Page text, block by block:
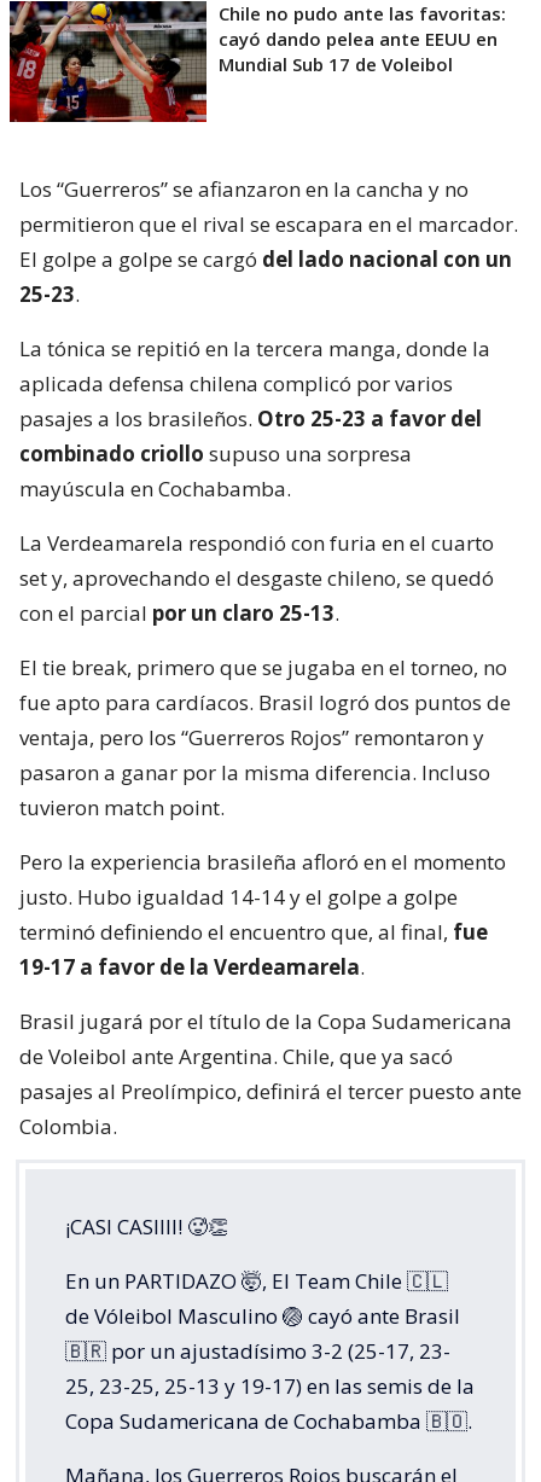
Chile no pudo ante las favoritas:
cayó dando pelea ante EEUU en
Mundial Sub 17 de Voleibol
Los “Guerreros” se afianzaron en la cancha y no
permitieron que el rival se escapara en el marcador.
El golpe a golpe se cargó del lado nacional con un
25-23.
La tónica se repitió en la tercera manga, donde la
aplicada defensa chilena complicó por varios
pasajes a los brasileños. Otro 25-23 a favor del
combinado criollo supuso una sorpresa
mayúscula en Cochabamba.
La Verdeamarela respondió con furia en el cuarto
set y, aprovechando el desgaste chileno, se quedó
con el parcial por un claro 25-13.
El tie break, primero que se jugaba en el torneo, no
fue apto para cardíacos. Brasil logró dos puntos de
ventaja, pero los “Guerreros Rojos” remontaron y
pasaron a ganar por la misma diferencia. Incluso
tuvieron match point.
Pero la experiencia brasileña afloró en el momento
justo. Hubo igualdad 14-14 y el golpe a golpe
terminó definiendo el encuentro que, al final, fue
19-17 a favor de la Verdeamarela.
Brasil jugará por el título de la Copa Sudamericana
de Voleibol ante Argentina. Chile, que ya sacó
pasajes al Preolímpico, definirá el tercer puesto ante
Colombia.
¡CASI CASIIII! 🥵👏
En un PARTIDAZO 🤯, El Team Chile 🇨🇱
de Vóleibol Masculino 🏐 cayó ante Brasil
🇧🇷 por un ajustadísimo 3-2 (25-17, 23-
25, 23-25, 25-13 y 19-17) en las semis de la
Copa Sudamericana de Cochabamba 🇧🇴.
Mañana, los Guerreros Rojos buscarán el